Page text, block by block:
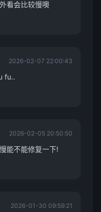
看会比较慢噢
2026-02-07 22:00:43
fu..
2026-02-05 20:50:50
能不能修复一下!
2026-01-30 09:59:21